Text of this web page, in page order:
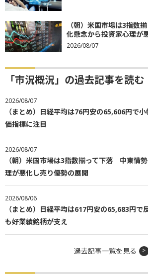
（朝）米国市場は3指数
化懸念から投資家心理が
2026/08/07
「市況概況」の過去記事を読む
2026/08/07
（まとめ）日経平均は76円安の65,606円で
価指標に注目
2026/08/07
（朝）米国市場は3指数揃って下落 中東情
理が悪化し売り優勢の展開
2026/08/06
（まとめ）日経平均は617円安の65,683円
も好業績銘柄が支え
過去記事一覧を見る